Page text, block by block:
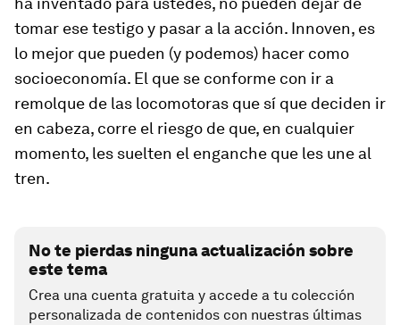
tomar ese testigo y pasar a la acción. Innoven, es
lo mejor que pueden (y podemos) hacer como
socioeconomía. El que se conforme con ir a
remolque de las locomotoras que sí que deciden ir
en cabeza, corre el riesgo de que, en cualquier
momento, les suelten el enganche que les une al
tren.
No te pierdas ninguna actualización sobre
este tema
Crea una cuenta gratuita y accede a tu colección
personalizada de contenidos con nuestras últimas